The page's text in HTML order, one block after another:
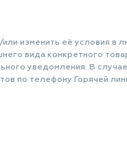
изменить её условия в
вида конкретного
уведомления. В
по телефону Горячей